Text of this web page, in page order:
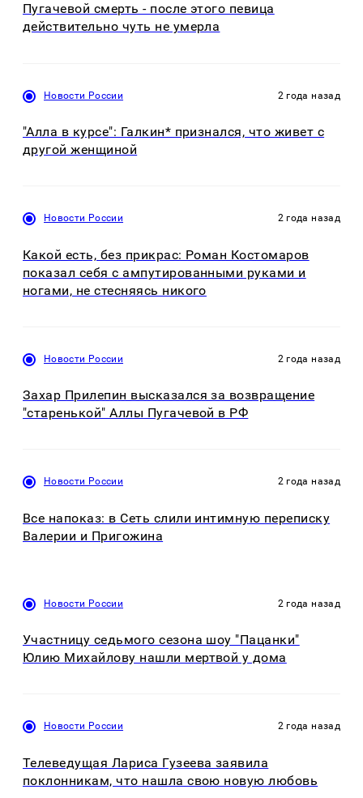
Пугачевой смерть - после этого певица
действительно чуть не умерла
Новости России 2 года назад
"Алла в курсе": Галкин* признался, что живет с
другой женщиной
Новости России 2 года назад
Какой есть, без прикрас: Роман Костомаров
показал себя с ампутированными руками и
ногами, не стесняясь никого
Новости России 2 года назад
Захар Прилепин высказался за возвращение
"старенькой" Аллы Пугачевой в РФ
Новости России 2 года назад
Все напоказ: в Сеть слили интимную переписку
Валерии и Пригожина
Новости России 2 года назад
Участницу седьмого сезона шоу "Пацанки"
Юлию Михайлову нашли мертвой у дома
Новости России 2 года назад
Телеведущая Лариса Гузеева заявила
поклонникам, что нашла свою новую любовь